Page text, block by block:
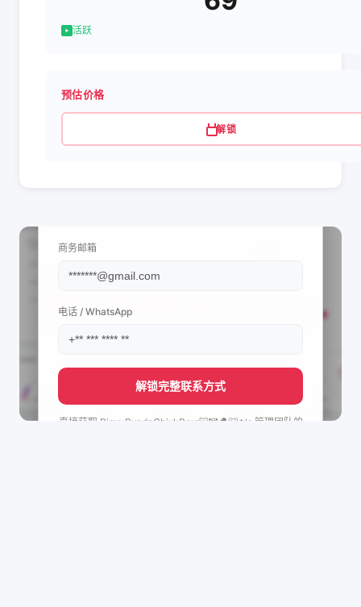
活跃
预估价格
解锁
商务邮箱
电话 / WhatsApp
解锁完整联系方式
直接获取 PigxyPxndaChixkBexr🐷🐼🐣🐻‍❄️'s 管理团队的